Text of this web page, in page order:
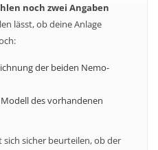
noch zwei Angaben
lässt, ob deine Anlage
der beiden Nemo-
des vorhandenen
sich sicher beurteilen, ob der